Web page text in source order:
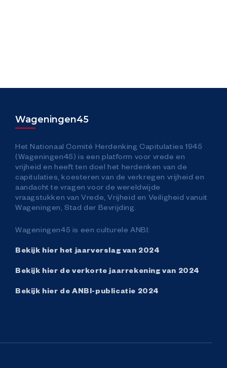
Wageningen45
Het Nationaal Comité Herdenking Capitulaties 1945
(Wageningen45) is een platform voor vrede en
vrijheid en heeft ten doel het herdenken van de
capitulaties, koesteren van de verkregen vrijheid en
aandacht te vragen voor de wereldwijde
vraagstukken van Vrede, Vrijheid en Veiligheid vanuit
Wageningen, Stad der Bevrijding.
Wageningen45 is een culturele ANBI:
Bekijk hier het jaarverslag van 2024
Bekijk hier de verkorte jaarrekening van 2024
Bekijk hier de ANBI-publicatie 2024